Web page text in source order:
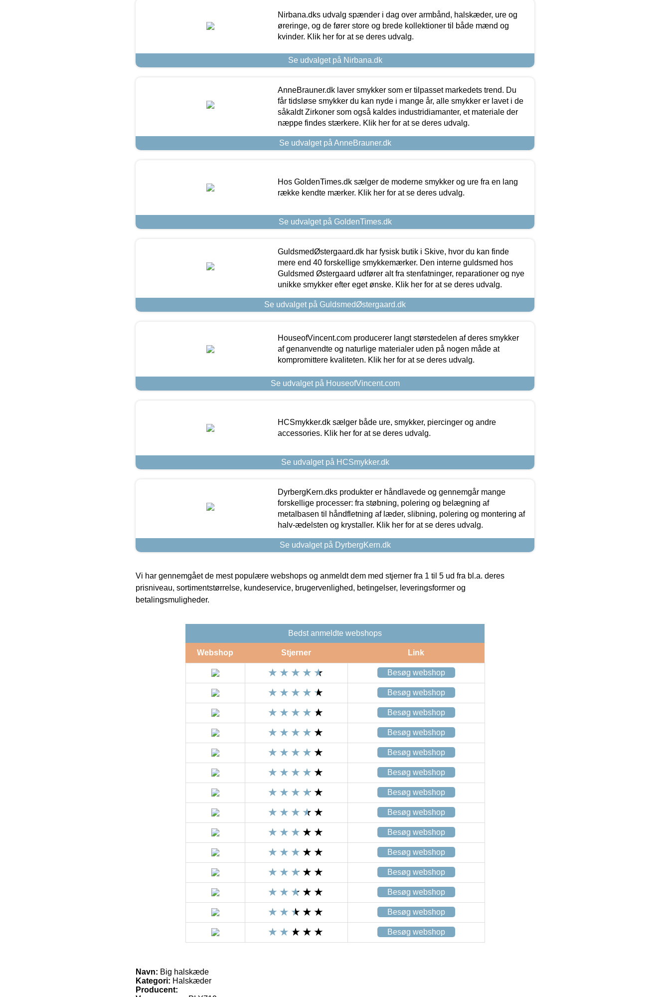
Nirbana.dks udvalg spænder i dag over armbånd, halskæder, ure og
øreringe, og de fører store og brede kollektioner til både mænd og
kvinder. Klik her for at se deres udvalg.
Se udvalget på Nirbana.dk
AnneBrauner.dk laver smykker som er tilpasset markedets trend. Du
får tidsløse smykker du kan nyde i mange år, alle smykker er lavet i de
såkaldt Zirkoner som også kaldes industridiamanter, et materiale der
næppe findes stærkere. Klik her for at se deres udvalg.
Se udvalget på AnneBrauner.dk
Hos GoldenTimes.dk sælger de moderne smykker og ure fra en lang
række kendte mærker. Klik her for at se deres udvalg.
Se udvalget på GoldenTimes.dk
GuldsmedØstergaard.dk har fysisk butik i Skive, hvor du kan finde
mere end 40 forskellige smykkemærker. Den interne guldsmed hos
Guldsmed Østergaard udfører alt fra stenfatninger, reparationer og nye
unikke smykker efter eget ønske. Klik her for at se deres udvalg.
Se udvalget på GuldsmedØstergaard.dk
HouseofVincent.com producerer langt størstedelen af deres smykker
af genanvendte og naturlige materialer uden på nogen måde at
kompromittere kvaliteten. Klik her for at se deres udvalg.
Se udvalget på HouseofVincent.com
HCSmykker.dk sælger både ure, smykker, piercinger og andre
accessories. Klik her for at se deres udvalg.
Se udvalget på HCSmykker.dk
DyrbergKern.dks produkter er håndlavede og gennemgår mange
forskellige processer: fra støbning, polering og belægning af
metalbasen til håndfletning af læder, slibning, polering og montering af
halv-ædelsten og krystaller. Klik her for at se deres udvalg.
Se udvalget på DyrbergKern.dk
Vi har gennemgået de mest populære webshops og anmeldt dem med stjerner fra 1 til 5 ud fra bl.a. deres
prisniveau, sortimentstørrelse, kundeservice, brugervenlighed, betingelser, leveringsformer og
betalingsmuligheder.
Bedst anmeldte webshops
Webshop Stjerner Link
Besøg webshop
Besøg webshop
Besøg webshop
Besøg webshop
Besøg webshop
Besøg webshop
Besøg webshop
Besøg webshop
Besøg webshop
Besøg webshop
Besøg webshop
Besøg webshop
Besøg webshop
Besøg webshop
Navn: Big halskæde
Kategori: Halskæder
Producent: